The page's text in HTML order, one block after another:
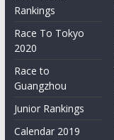
Rankings
Race To Tokyo
2020
Race to
Guangzhou
Junior Rankings
Calendar 2019